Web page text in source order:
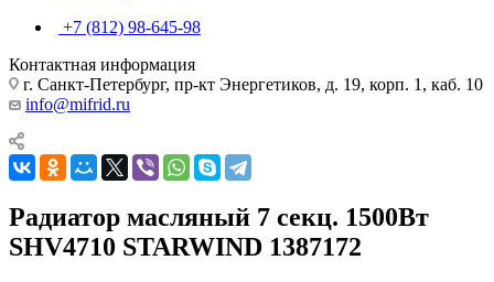
+7 (812) 98-645-98
Контактная информация
г. Санкт-Петербург, пр-кт Энергетиков, д. 19, корп. 1, каб. 10
info@mifrid.ru
Радиатор масляный 7 секц. 1500Вт
SHV4710 STARWIND 1387172